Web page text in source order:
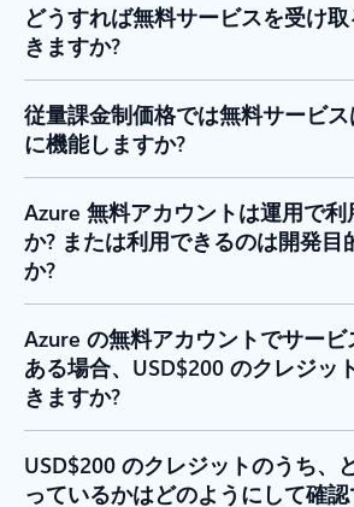
どうすれば無料サービスを受け
きますか?
従量課金制価格では無料サービス
に機能しますか?
Azure 無料アカウントは運用で
か? または利用できるのは開発目
か?
Azure の無料アカウントでサー
ある場合、USD$200 のクレジッ
きますか?
USD$200 のクレジットのうち、
っているかはどのようにして確